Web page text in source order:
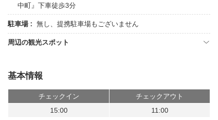
中町』下車徒歩3分
駐車場 : 無し、提携駐車場もございません
周辺の観光スポット
基本情報
チェックイン
チェックアウト
15:00
11:00